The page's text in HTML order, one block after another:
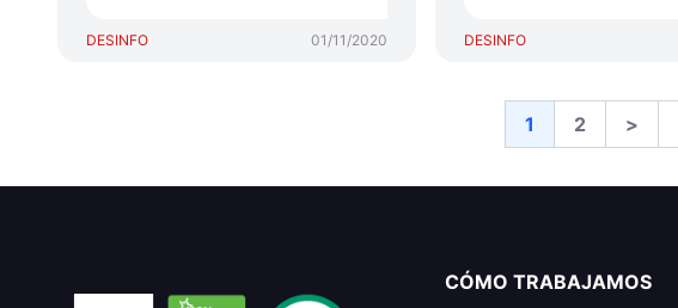
DESINFO 01/11/2020 DESINFO
1 2 >
CÓMO TRABAJAMOS